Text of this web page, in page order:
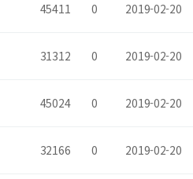
45411 0 2019-02-20
31312 0 2019-02-20
45024 0 2019-02-20
32166 0 2019-02-20